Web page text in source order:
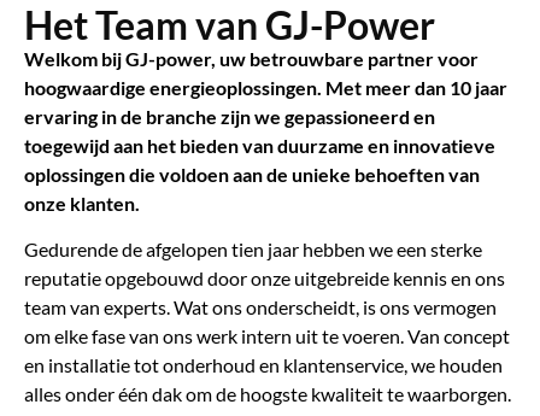
Het Team van GJ-Power
Welkom bij GJ-power, uw betrouwbare partner voor
hoogwaardige energieoplossingen. Met meer dan 10 jaar
ervaring in de branche zijn we gepassioneerd en
toegewijd aan het bieden van duurzame en innovatieve
oplossingen die voldoen aan de unieke behoeften van
onze klanten.
Gedurende de afgelopen tien jaar hebben we een sterke
reputatie opgebouwd door onze uitgebreide kennis en ons
team van experts. Wat ons onderscheidt, is ons vermogen
om elke fase van ons werk intern uit te voeren. Van concept
en installatie tot onderhoud en klantenservice, we houden
alles onder één dak om de hoogste kwaliteit te waarborgen.